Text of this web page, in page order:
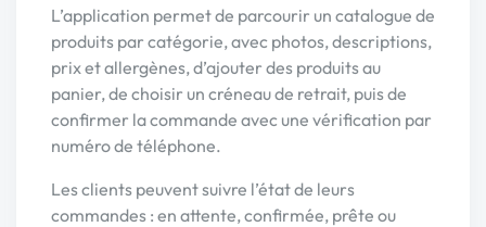
L’application permet de parcourir un catalogue de
produits par catégorie, avec photos, descriptions,
prix et allergènes, d’ajouter des produits au
panier, de choisir un créneau de retrait, puis de
confirmer la commande avec une vérification par
numéro de téléphone.
Les clients peuvent suivre l’état de leurs
commandes : en attente, confirmée, prête ou